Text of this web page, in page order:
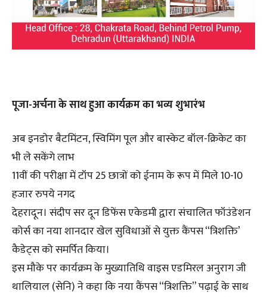
पूजा-अर्चना के साथ हुआ कार्यक्रम का भव्य शुभारंभ
अब इनडोर बैटमिंटन, स्विमिंग पूल और बास्केट बॉल-क्रिकेट का
भी ले सकेंगे लाभ
11वीं की परीक्षा में टॉप 25 छात्रों को ईनाम के रूप में मिले 10-10
हजार रुपये नगद
देहरादून। संदीप सर दून डिफेंस एकेडमी द्वारा संचालित फॉउंडेशन
कोर्स का नया शानदार खेल सुविधाओं से युक्त कैंपस “त्रिशक्ति’
कैडेट्स को समर्पित किया।
इस मौके पर कार्यक्रम के मुख्यातिथि वाइस एडमिरल अनुराग जी
थालियाल (सेनि) ने कहा कि नया कैंपस “त्रिशक्ति” पढ़ाई के साथ